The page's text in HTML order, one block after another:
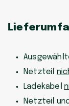
Netzteil
Ladekabel
Netzteil